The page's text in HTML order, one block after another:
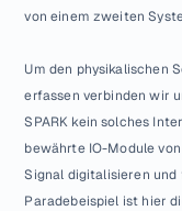
von einem zweiten
Um den physikalischen
erfassen verbinden wir
SPARK kein solches
bewährte IO-Module
Signal digitalisieren und
Paradebeispiel ist hier